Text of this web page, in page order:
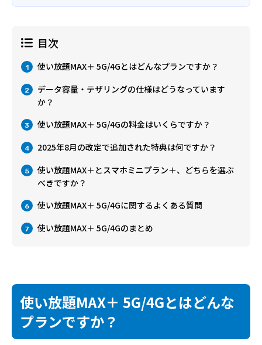
目次
1 使い放題MAX＋ 5G/4Gとはどんなプランですか？
2
データ容量・テザリングの仕様はどうなっています
か？
3 使い放題MAX＋ 5G/4Gの料金はいくらですか？
4 2025年8月の改定で追加された特典は何ですか？
5
使い放題MAX＋とスマホミニプラン＋、どちらを選ぶ
べきですか？
6 使い放題MAX＋ 5G/4Gに関するよくある質問
7 使い放題MAX＋ 5G/4Gのまとめ
使い放題MAX＋ 5G/4Gとはどんな
プランですか？